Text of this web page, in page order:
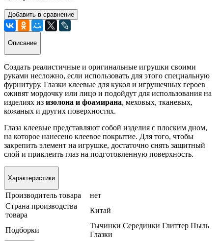
Добавить в сравнение
Описание
Создать реалистичные и оригинальные игрушки своими
руками несложно, если использовать для этого специальную
фурнитуру. Глазки клеевые для кукол и игрушечных героев
оживят мордочку или лицо и подойдут для использования на
изделиях из изолона и фоамирана, меховых, тканевых,
кожаных и других поверхностях.
Глаза клеевые представляют собой изделия с плоским дном,
на которое нанесено клеевое покрытие. Для того, чтобы
закрепить элемент на игрушке, достаточно снять защитный
слой и приклеить глаз на подготовленную поверхность.
Характеристики
Производитель товара
нет
Страна производства
товара
Китай
Подборки
Тычинки Серединки Глиттер Пыль
Глазки